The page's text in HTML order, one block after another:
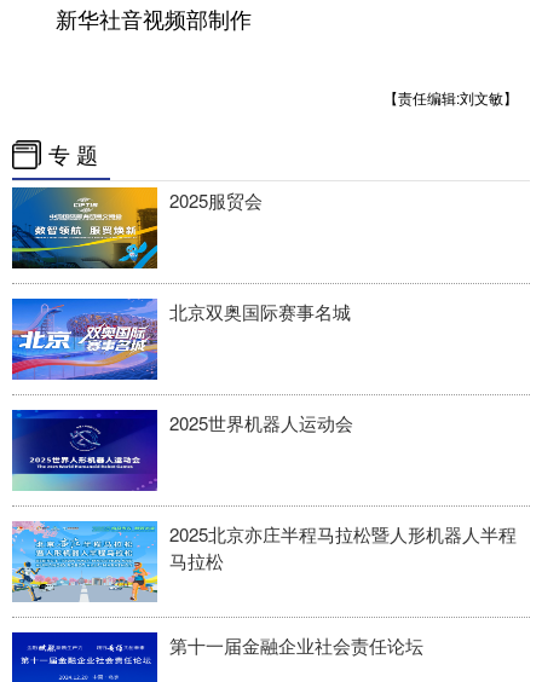
新华社音视频部制作
【责任编辑:刘文敏】
专 题
2025服贸会
北京双奥国际赛事名城
2025世界机器人运动会
2025北京亦庄半程马拉松暨人形机器人半程
马拉松
第十一届金融企业社会责任论坛